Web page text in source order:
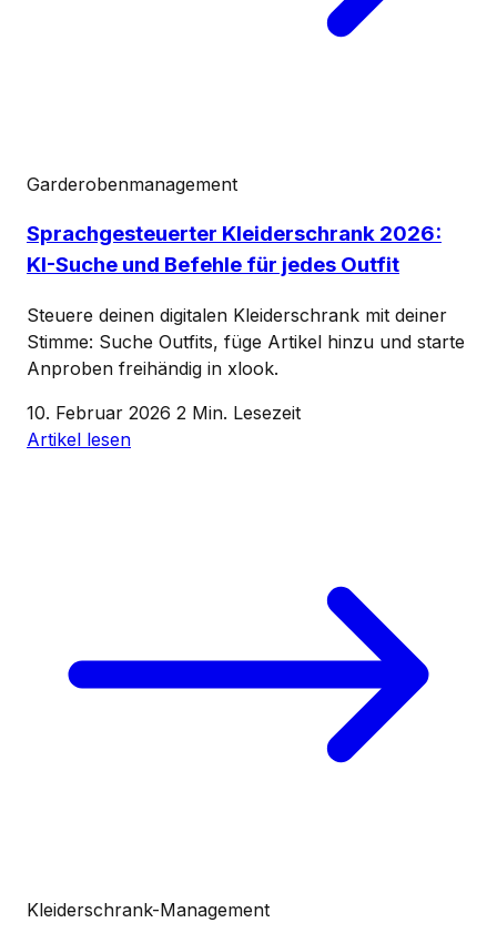
Garderobenmanagement
Sprachgesteuerter Kleiderschrank 2026:
KI-Suche und Befehle für jedes Outfit
Steuere deinen digitalen Kleiderschrank mit deiner
Stimme: Suche Outfits, füge Artikel hinzu und starte
Anproben freihändig in xlook.
10. Februar 2026 2 Min. Lesezeit
Artikel lesen
Kleiderschrank-Management